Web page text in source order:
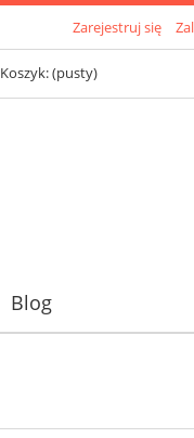
Zarejestruj się
Koszyk:(pusty)
Blog